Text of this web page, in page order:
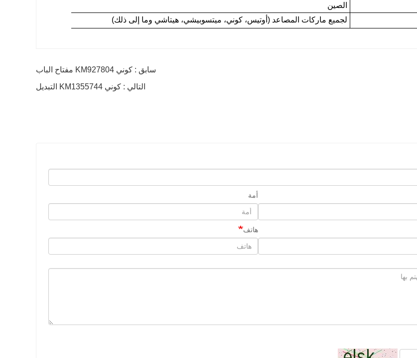
الصين
لجميع ماركات المصاعد (أوتيس، كوني، ميتسوبيشي، هيتاشي وما إلى ذلك)
سابق : كوني KM927804 مفتاح الباب
التالي : كوني KM1355744 التبديل
أمة
هاتف